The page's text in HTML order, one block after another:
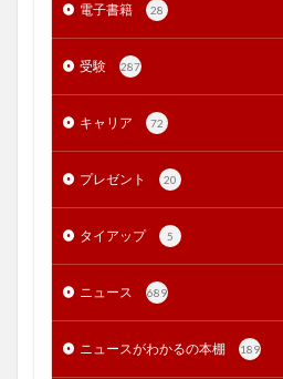
電子書籍 28
受験 287
キャリア 72
プレゼント 20
タイアップ 5
ニュース 689
ニュースがわかるの本棚 189